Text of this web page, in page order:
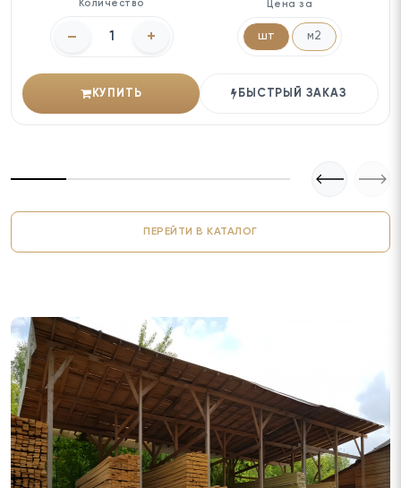
Количество
– +
Цена за
шт м2
КУПИТЬ БЫСТРЫЙ ЗАКАЗ
ПЕРЕЙТИ В КАТАЛОГ